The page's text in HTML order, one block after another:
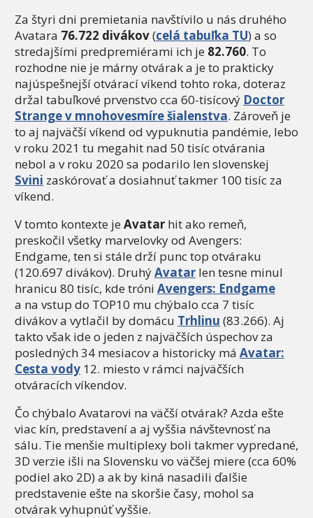
Za štyri dni premietania navštívilo u nás druhého
Avatara 76.722 divákov(celá tabuľka TU) a so
stredajšími predpremiérami ich je 82.760. To
rozhodne nie je márny otvárak a je to prakticky
najúspešnejší otvárací víkend tohto roka, doteraz
držal tabuľkové prvenstvo cca 60-tisícový Doctor
Strange v mnohovesmíre šialenstva. Zároveň je
to aj najväčší víkend od vypuknutia pandémie, lebo
v roku 2021 tu megahit nad 50 tisíc otvárania
nebol a v roku 2020 sa podarilo len slovenskej
Svini zaskórovať a dosiahnuť takmer 100 tisíc za
víkend.
V tomto kontexte je Avatar hit ako remeň,
preskočil všetky marvelovky od Avengers:
Endgame, ten si stále drží punc top otváraku
(120.697 divákov). DruhýAvatar len tesne minul
hranicu 80 tisíc, kde tróni Avengers: Endgame
a na vstup do TOP10 mu chýbalo cca 7 tisíc
divákov a vytlačil by domácu Trhlinu (83.266). Aj
takto však ide o jeden z najväčších úspechov za
posledných 34 mesiacov a historicky má Avatar:
Cesta vody 12. miesto v rámci najväčších
otváracích víkendov.
Čo chýbalo Avatarovi na väčší otvárak? Azda ešte
viac kín, predstavení a aj vyššia návštevnosť na
sálu. Tie menšie multiplexy boli takmer vypredané,
3D verzie išli na Slovensku vo väčšej miere (cca 60%
podiel ako 2D) a ak by kiná nasadili ďalšie
predstavenie ešte na skoršie časy, mohol sa
otvárak vyhupnúť vyššie.